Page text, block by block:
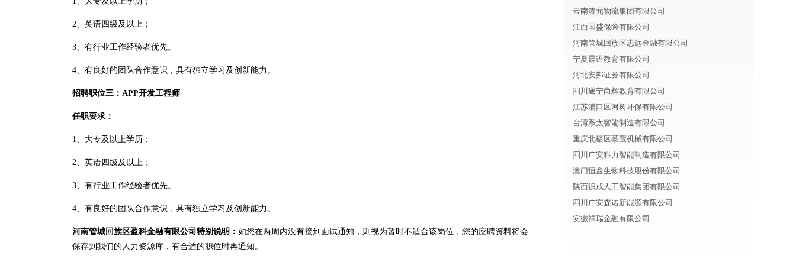
2、英语四级及以上；
3、有行业工作经验者优先。
4、有良好的团队合作意识，具有独立学习及创新能力。
招聘职位三：APP开发工程师
任职要求：
1、大专及以上学历；
2、英语四级及以上；
3、有行业工作经验者优先。
4、有良好的团队合作意识，具有独立学习及创新能力。
河南管城回族区盈科金融有限公司特别说明： 如您在两周内没有接到面试通知，则视为暂时不适合该岗位，您的应聘资料将会
保存到我们的人力资源库，有合适的职位时再通知。
云南涛元物流集团有限公司
江西国盛保险有限公司
河南管城回族区志远金融有限公司
宁夏晨语教育有限公司
河北安邦证券有限公司
四川遂宁尚辉教育有限公司
江苏浦口区河树环保有限公司
台湾系太智能制造有限公司
重庆北碚区慕萱机械有限公司
四川广安科力智能制造有限公司
澳门恒鑫生物科技股份有限公司
陕西识成人工智能集团有限公司
四川广安森诺新能源有限公司
安徽祥瑞金融有限公司